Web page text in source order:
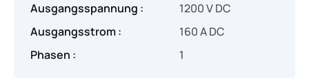
Ausgangsspannung :
1200 V DC
Ausgangsstrom :
160 A DC
Phasen :
1